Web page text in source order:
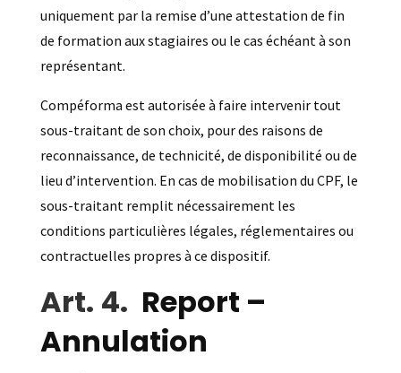
uniquement par la remise d’une attestation de fin
de formation aux stagiaires ou le cas échéant à son
représentant.
Compéforma est autorisée à faire intervenir tout
sous-traitant de son choix, pour des raisons de
reconnaissance, de technicité, de disponibilité ou de
lieu d’intervention. En cas de mobilisation du CPF, le
sous-traitant remplit nécessairement les
conditions particulières légales, réglementaires ou
contractuelles propres à ce dispositif.
Report –
Annulation